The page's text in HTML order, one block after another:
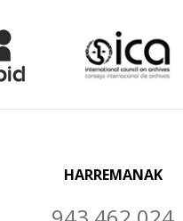
HARREMANAK